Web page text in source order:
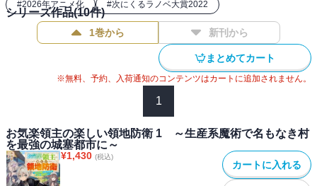
#2026年アニメ化 #次にくるラノベ大賞2022
シリーズ作品(10件)
1巻から 新刊から
まとめてカート
※無料、予約、入荷通知のコンテンツはカートに追加されません。
1
お気楽領主の楽しい領地防衛 1 ～生産系魔術で名もなき村
を最強の城塞都市に～
¥1,430 (税込)
カートに入れる